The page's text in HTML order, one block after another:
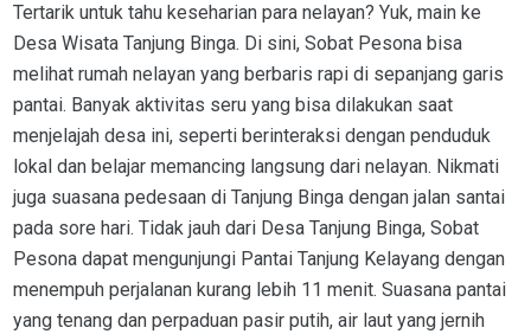
Tertarik untuk tahu keseharian para nelayan? Yuk, main ke
Desa Wisata Tanjung Binga. Di sini, Sobat Pesona bisa
melihat rumah nelayan yang berbaris rapi di sepanjang garis
pantai. Banyak aktivitas seru yang bisa dilakukan saat
menjelajah desa ini, seperti berinteraksi dengan penduduk
lokal dan belajar memancing langsung dari nelayan. Nikmati
juga suasana pedesaan di Tanjung Binga dengan jalan santai
pada sore hari. Tidak jauh dari Desa Tanjung Binga, Sobat
Pesona dapat mengunjungi Pantai Tanjung Kelayang dengan
menempuh perjalanan kurang lebih 11 menit. Suasana pantai
yang tenang dan perpaduan pasir putih, air laut yang jernih